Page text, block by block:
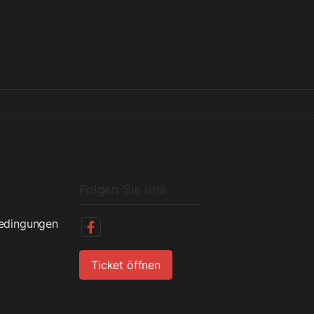
Folgen Sie uns
Ticket öffnen